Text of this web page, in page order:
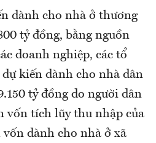
dành cho nhà ở thương
tỷ đồng, bằng nguồn
doanh nghiệp, các tổ
kiến dành cho nhà dân
tỷ đồng do người dân
vốn tích lũy thu nhập của
dành cho nhà ở xã